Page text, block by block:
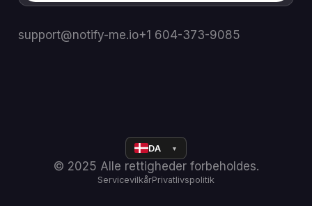
support@notify-me.io+1 604-373-9085
DA ▼
© 2025 Alle rettigheder forbeholdes.
ServicevilkårPrivatlivspolitik